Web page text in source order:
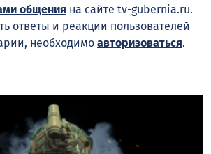
общения на сайте tv-gubernia.ru.
ответы и реакции пользователей
необходимо авторизоваться.